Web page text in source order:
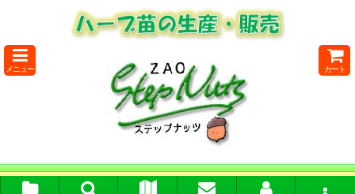
メニュー カート